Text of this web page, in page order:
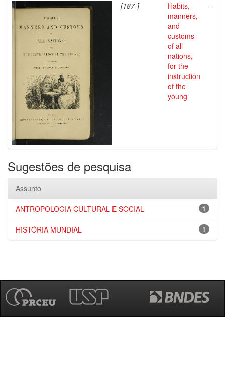
[187-]
Habits,
manners,
and
customs
of all
nations,
for the
instruction
of the
young
-
Sugestões de pesquisa
Assunto
1
ANTROPOLOGIA CULTURAL E SOCIAL
1
HISTÓRIA MUNDIAL